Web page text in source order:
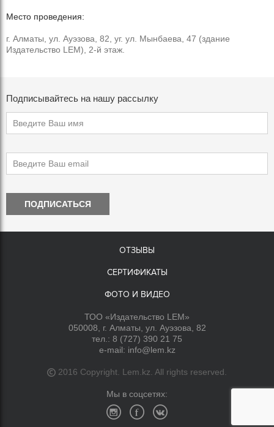
Место проведения:
г. Алматы, ул. Ауэзова, 82, уг. ул. Мынбаева, 47 (здание
Издательство LEM), 2-й этаж.
Подписывайтесь на нашу рассылку
ПОДПИСАТЬСЯ
ОТЗЫВЫ
СЕРТИФИКАТЫ
ФОТО И ВИДЕО
ТОО «Издательство LEM»
050008, г. Алматы, ул. Ауэзова, 82
тел.: 8 (727) 390 21 75
e-mail: info@lem.kz
2016 Copyright. Lem.kz. All rights reserved.
Мы в соцсетях: